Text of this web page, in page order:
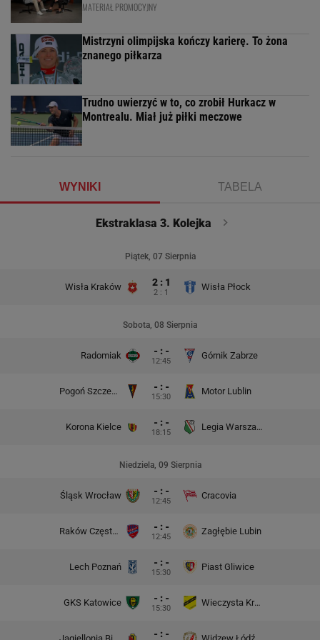
MATERIAŁ PROMOCYJNY
Mistrzyni olimpijska kończy karierę. To żona
znanego piłkarza
Trudno uwierzyć w to, co zrobił Hurkacz w
Montrealu. Miał już piłki meczowe
WYNIKI TABELA
Ekstraklasa 3. Kolejka
Piątek, 07 Sierpnia
Wisła Kraków 2 : 1
2 : 1
Wisła Płock
Sobota, 08 Sierpnia
Radomiak - : -
12:45
Górnik Zabrze
Pogoń Szczecin - : -
15:30
Motor Lublin
Korona Kielce - : -
18:15
Legia Warszawa
Niedziela, 09 Sierpnia
Śląsk Wrocław - : -
12:45
Cracovia
Raków Częstochowa - : -
12:45
Zagłębie Lubin
Lech Poznań - : -
15:30
Piast Gliwice
GKS Katowice - : -
15:30
Wieczysta Kraków
- : -